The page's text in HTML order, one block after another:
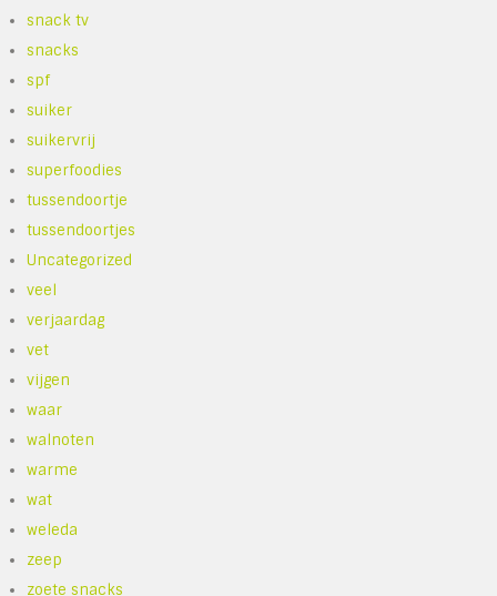
snack tv
snacks
spf
suiker
suikervrij
superfoodies
tussendoortje
tussendoortjes
Uncategorized
veel
verjaardag
vet
vijgen
waar
walnoten
warme
wat
weleda
zeep
zoete snacks